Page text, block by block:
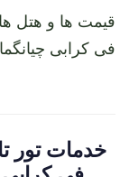
فی کرابی چیانگمای